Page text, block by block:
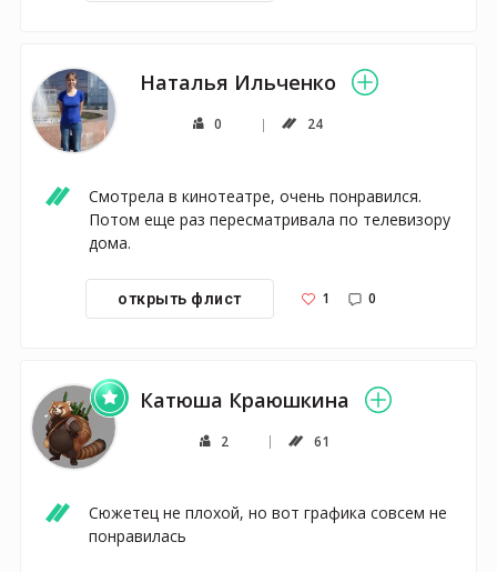
Наталья Ильченко
0 24
Смотрела в кинотеатре, очень понравился.
Потом еще раз пересматривала по телевизору
дома.
открыть флист 1 0
Катюша Краюшкина
2 61
Сюжетец не плохой, но вот графика совсем не
понравилась